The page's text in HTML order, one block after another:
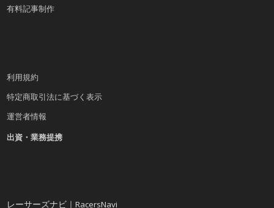
有料記事制作
利用規約
特定商取引法に基づく表示
運営者情報
出資・業務提携
レーサーズナビ｜RacersNavi